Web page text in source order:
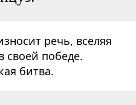
речь, вселяя
своей победе.
битва.